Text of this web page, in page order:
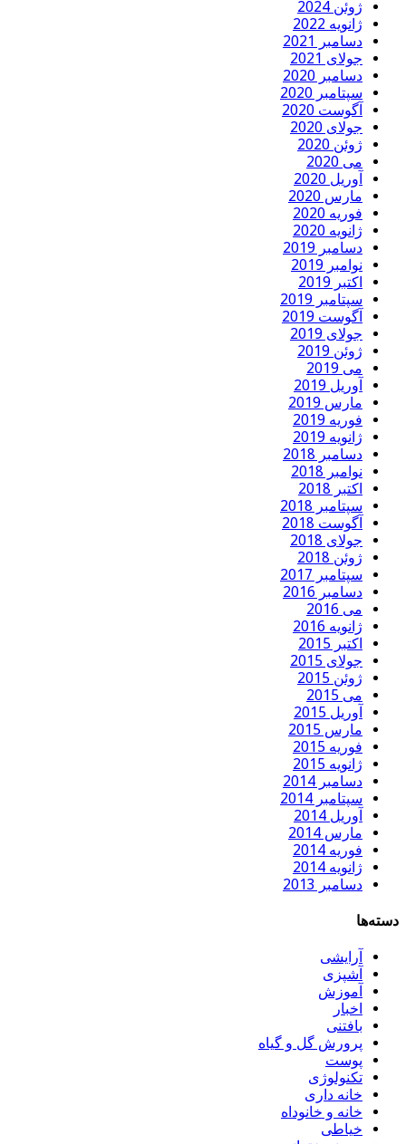
ژوئن 2024
ژانویه 2022
دسامبر 2021
جولای 2021
دسامبر 2020
سپتامبر 2020
آگوست 2020
جولای 2020
ژوئن 2020
می 2020
آوریل 2020
مارس 2020
فوریه 2020
ژانویه 2020
دسامبر 2019
نوامبر 2019
اکتبر 2019
سپتامبر 2019
آگوست 2019
جولای 2019
ژوئن 2019
می 2019
آوریل 2019
مارس 2019
فوریه 2019
ژانویه 2019
دسامبر 2018
نوامبر 2018
اکتبر 2018
سپتامبر 2018
آگوست 2018
جولای 2018
ژوئن 2018
سپتامبر 2017
دسامبر 2016
می 2016
ژانویه 2016
اکتبر 2015
جولای 2015
ژوئن 2015
می 2015
آوریل 2015
مارس 2015
فوریه 2015
ژانویه 2015
دسامبر 2014
سپتامبر 2014
آوریل 2014
مارس 2014
فوریه 2014
ژانویه 2014
دسامبر 2013
دسته‌ها
آرایشی
آشپزی
آموزش
اخبار
بافتنی
پرورش گل و گیاه
پوست
تکنولوژی
خانه داری
خانه و خانوداه
خیاطی